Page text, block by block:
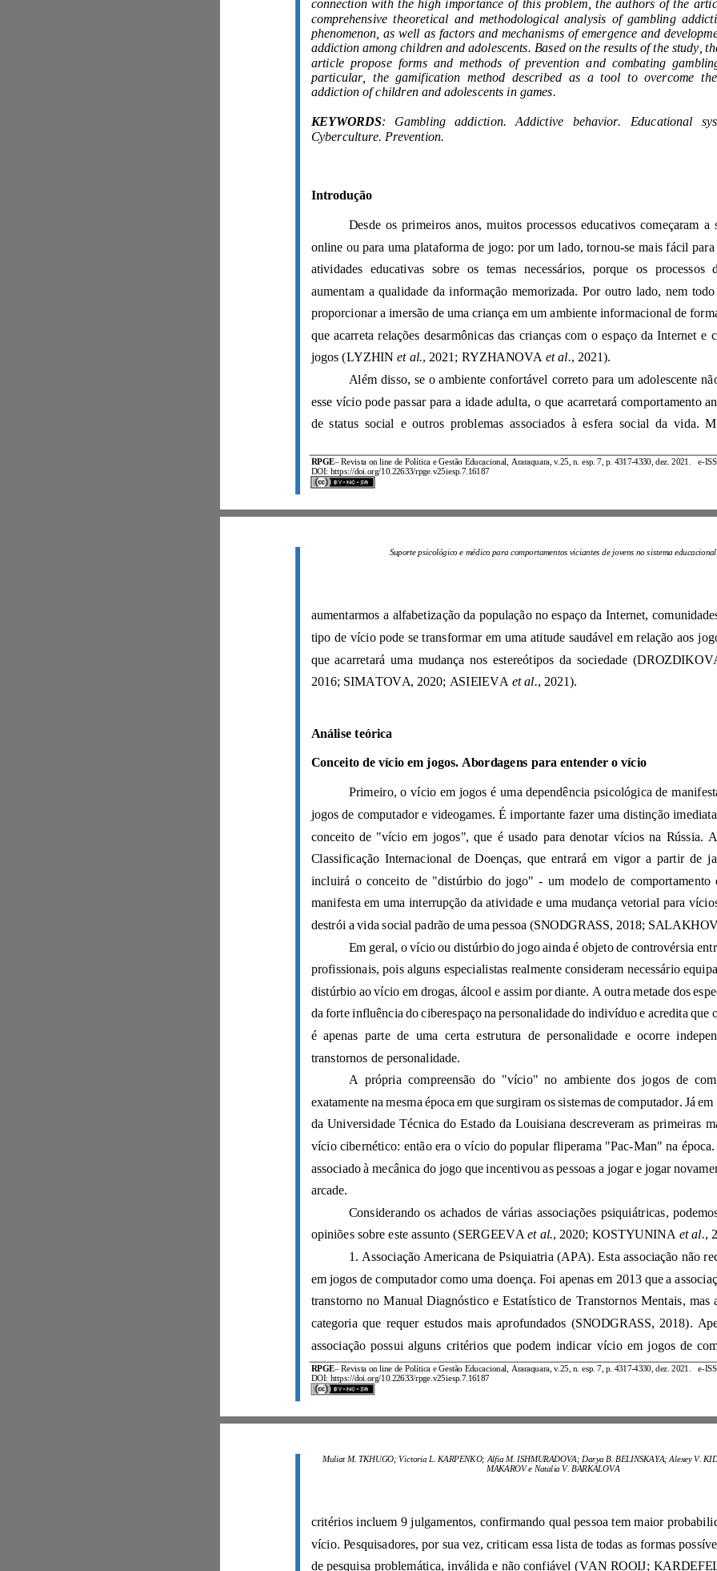
RPGE– Revista on line de Política e Gestão Educacional Araraquara, v. 25 esp. 7 4317- 4330 dez. 20 e-
DOI:
https://doi.org/10.22633/rpge.v25iesp.7.16187
comprehensive theoretical and methodological analysis of gamblin
article propose forms and methods of prevention a
addiction of children and adolescents in games.
KEYWORDS
Cybe rculture. Prevention.
Introdução
online ou para uma plataforma de jogo: por um lado, tornou-
que acarreta relações desarmônicas das crianças com o espaço da Internet e
jogos (LYZHIN
et al. , 2021; RYZHANOVA et al.
, 2021).
de statu
Suporte psicológico e médico para comportamentos viciantes de jovens no sistema educacional
RPGE– Revista on line de Política e Gestão Educacional Araraquara, v. 25 esp. 7 4317- 4330 dez. 20 e-
DOI:
https://doi.org/10.22633/rpge.v25iesp.7.16187
que acarretará
2016; SIMATOVA, 2020; ASIEIEVA et al. , 2021).
Análise teórica
Conceito de vício em jogos. Abordagens para entender o vício
incluirá o conceito de "distúrbio do jogo" -
manifesta em uma interrupção da atividade e uma mudança vetorial para v
profissionais, pois alguns especialistas realmente consider
é apenas parte de uma cer
vício cibernético: então era o vício do popular fliperama "Pac-
associado à mecânica do jogo que incentivou as pessoas a jogar e jogar
arcade.
opiniões sobre este assunto (SERGEEVA et al. , 2020; KOSTYUNINA et al.
Muliat M. TKHUGO; Victoria L. KARPENKO; Alfia M. ISHMURADOVA;
MAKAROVe Natalia V. BARKALOVA
critérios incluem 9 julgamentos, confirmando qual pessoa tem maior probabili